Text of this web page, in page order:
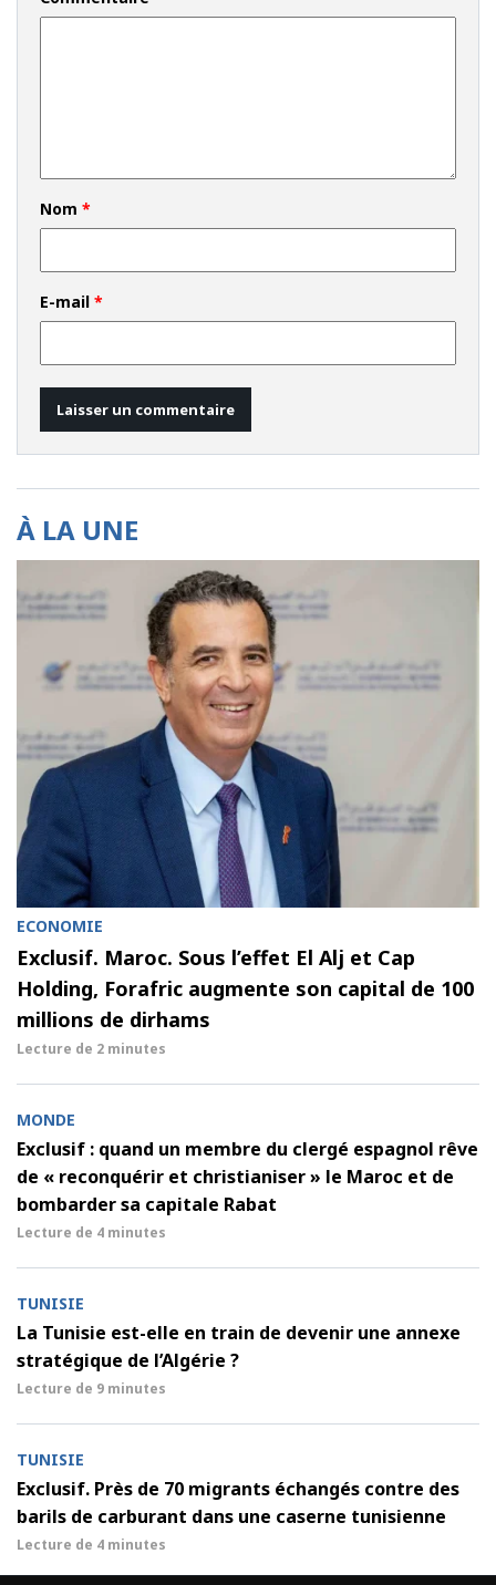
Nom *
E-mail *
À LA UNE
ECONOMIE
Exclusif. Maroc. Sous l’effet El Alj et Cap
Holding, Forafric augmente son capital de 100
millions de dirhams
Lecture de 2 minutes
MONDE
Exclusif : quand un membre du clergé espagnol rêve
de « reconquérir et christianiser » le Maroc et de
bombarder sa capitale Rabat
Lecture de 4 minutes
TUNISIE
La Tunisie est-elle en train de devenir une annexe
stratégique de l’Algérie ?
Lecture de 9 minutes
TUNISIE
Exclusif. Près de 70 migrants échangés contre des
barils de carburant dans une caserne tunisienne
Lecture de 4 minutes